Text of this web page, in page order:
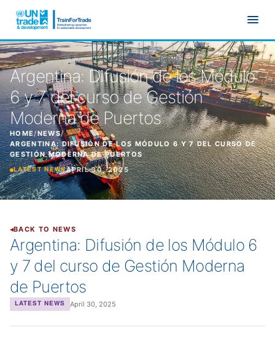
Argentina: Difusión de los Módulo
6 y 7 del curso de Gestión
Moderna de Puertos
HOME/NEWS/
ARGENTINA: DIFUSIÓN DE LOS MÓDULO 6 Y 7 DEL CURSO DE
GESTIÓN MODERNA DE PUERTOS
LATEST NEWSAPRIL 30, 2025
BACK TO NEWS
Argentina: Difusión de los Módulo 6
y 7 del curso de Gestión Moderna
de Puertos
LATEST NEWS April 30, 2025